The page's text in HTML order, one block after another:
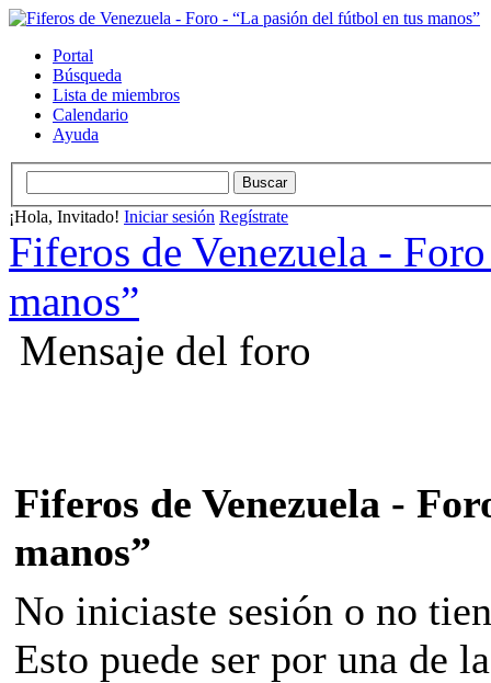
Portal
Búsqueda
Lista de miembros
Calendario
Ayuda
¡Hola, Invitado! Iniciar sesión Regístrate
Fiferos de Venezuela -
manos”
Mensaje del foro
Fiferos de Venezuela -
manos”
No iniciaste sesión o no
Esto puede ser por una de